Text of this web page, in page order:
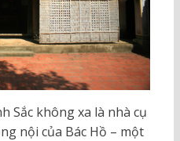
Sắc không xa là nhà cụ
nội của Bác Hồ – một